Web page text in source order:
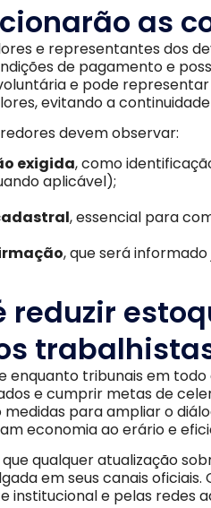
as
e representantes dos
de pagamento e
e pode
evitando a
devem observar:
exigida, como
aplicável);
, essencial para
, que será
reduzir
enquanto tribunais em
e cumprir metas de
medidas para ampliar o
economia ao erário e
qualquer atualização
em seus canais
institucional e pelas redes